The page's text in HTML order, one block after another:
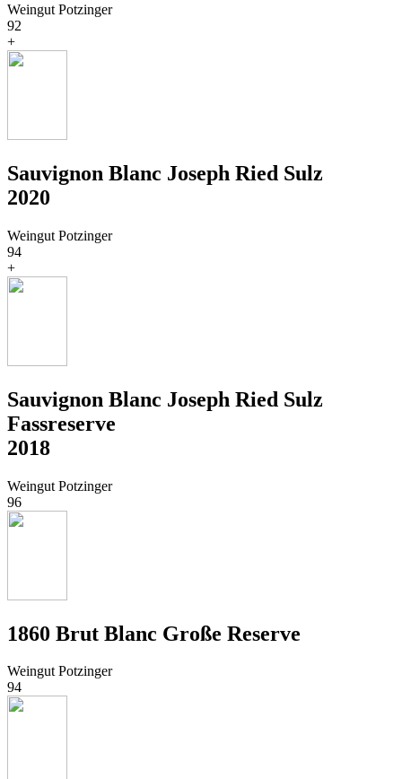
Weingut Potzinger
92
+
Sauvignon Blanc Joseph Ried Sulz
2020
Weingut Potzinger
94
+
Sauvignon Blanc Joseph Ried Sulz
Fassreserve
2018
Weingut Potzinger
96
1860 Brut Blanc Große Reserve
Weingut Potzinger
94